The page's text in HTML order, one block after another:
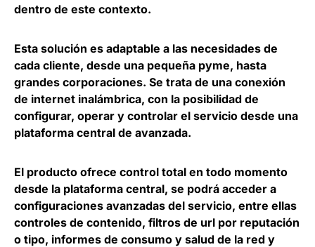
dentro de este contexto.
Esta solución es adaptable a las necesidades de
cada cliente, desde una pequeña pyme, hasta
grandes corporaciones. Se trata de una conexión
de internet inalámbrica, con la posibilidad de
configurar, operar y controlar el servicio desde una
plataforma central de avanzada.
El producto ofrece control total en todo momento
desde la plataforma central, se podrá acceder a
configuraciones avanzadas del servicio, entre ellas
controles de contenido, filtros de url por reputación
o tipo, informes de consumo y salud de la red y